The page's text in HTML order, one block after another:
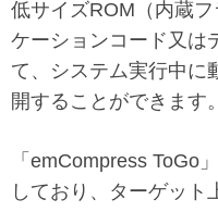
低サイズROM（内蔵
ケーションコード又は
て、システム実行中に
開することができます。
「emCompress ToGo
しており、ターゲット